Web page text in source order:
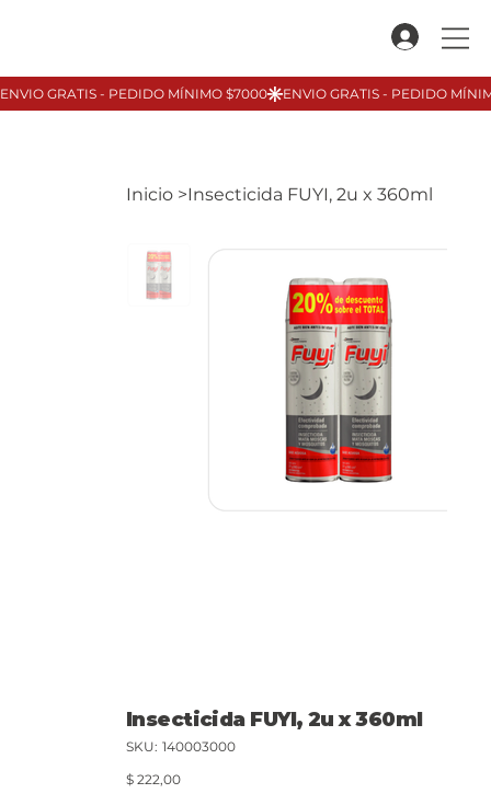
Inicio >Insecticida FUYI, 2u x 360ml
Insecticida FUYI, 2u x 360ml
SKU: SKU
140003000
Precio
$ 222,00